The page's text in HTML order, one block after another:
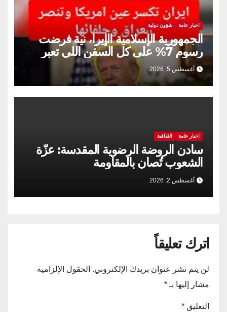
اخبار عامة شؤون دولية
الجمهورية الإسلامية الإيرا، نية فرضت
رسوم 7% على كل السفن اللي تعبر
مضيق هرمز
أغسطس 5, 2026
اخبار عامة الثقافية
سادن الروضة الرضوية المقدسة: عزّة
الشعوب تُصان بالمقاومة
أغسطس 2, 2026
اترك تعليقاً
لن يتم نشر عنوان بريدك الإلكتروني. الحقول الإلزامية
مشار إليها بـ *
التعليق *